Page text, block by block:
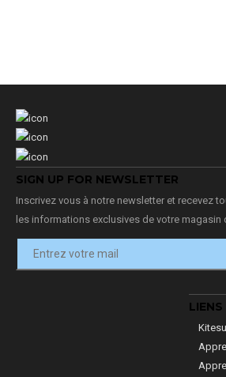
SIGN UP FOR NEWSLETTER
Inscrivez vous à notre newsletter et recevez
les informations exclusives de votre magasin